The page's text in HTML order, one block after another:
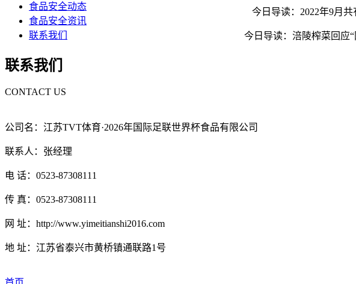
今日导读：2022年9月共有
今日导读：涪陵榨菜回应“网
食品安全动态
食品安全资讯
联系我们
联系我们
CONTACT US
公司名：江苏TVT体育·2026年国际足联世界杯食品有限公司
联系人：张经理
电 话：0523-87308111
传 真：0523-87308111
网 址：http://www.yimeitianshi2016.com
地 址：江苏省泰兴市黄桥镇通联路1号